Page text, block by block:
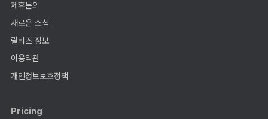
제휴문의
새로운 소식
릴리즈 정보
이용약관
개인정보보호정책
Pricing